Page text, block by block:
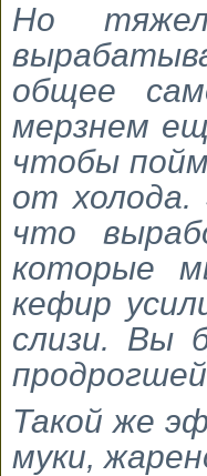
Но
общее
мерзнем
чтобы
от
что
которые
кефир
слизи. Вы
Такой же
муки,